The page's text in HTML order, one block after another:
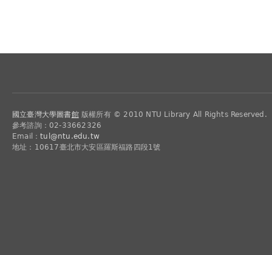
國立臺灣大學圖書館版權所有 © 2010 NTU Library All Rights Reserved.
參考諮詢：02-33662326
Email：tul@ntu.edu.tw
地址：10617臺北市大安區羅斯福路四段1號